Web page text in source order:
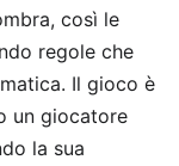
così le
regole che
Il gioco è
un giocatore
la sua